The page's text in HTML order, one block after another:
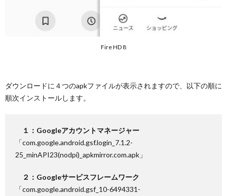
Fire HD 8
ダウンロードに４つのapkファイルが表示されますので、以下の順に
順次インストールします。
１：Googleアカウントマネージャー
「com.google.android.gsf.login_7.1.2-
25_minAPI23(nodpi)_apkmirror.com.apk」
２：Googleサービスフレームワーク
「com.google.android.gsf_10-6494331-